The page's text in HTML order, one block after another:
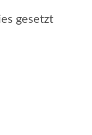
gesetzt